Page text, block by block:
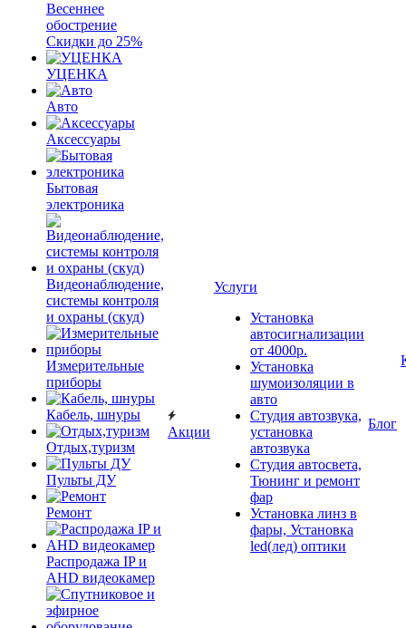
Весеннее
обострение
Скидки до 25%
УЦЕНКА
Авто
Аксессуары
Бытовая
электроника
Видеонаблюдение,
системы контроля
и охраны (скуд)
Измерительные
приборы
Кабель, шнуры
Отдых,туризм
Пульты ДУ
Ремонт
Распродажа IP и
AHD видеокамер
Акции
Услуги
Установка
автосигнализации
от 4000р.
Установка
шумоизоляции в
авто
Студия автозвука,
установка
автозвука
Студия автосвета,
Тюнинг и ремонт
фар
Установка линз в
фары, Установка
led(лед) оптики
Блог